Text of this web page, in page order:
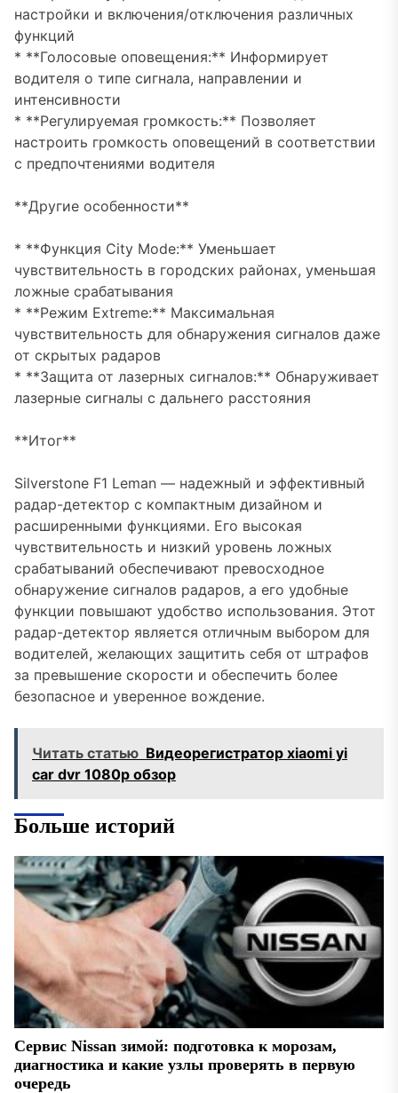
настройки и включения/отключения различных
функций
* **Голосовые оповещения:** Информирует
водителя о типе сигнала, направлении и
интенсивности
* **Регулируемая громкость:** Позволяет
настроить громкость оповещений в соответствии
с предпочтениями водителя
**Другие особенности**
* **Функция City Mode:** Уменьшает
чувствительность в городских районах, уменьшая
ложные срабатывания
* **Режим Extreme:** Максимальная
чувствительность для обнаружения сигналов даже
от скрытых радаров
* **Защита от лазерных сигналов:** Обнаруживает
лазерные сигналы с дальнего расстояния
**Итог**
Silverstone F1 Leman — надежный и эффективный
радар-детектор с компактным дизайном и
расширенными функциями. Его высокая
чувствительность и низкий уровень ложных
срабатываний обеспечивают превосходное
обнаружение сигналов радаров, а его удобные
функции повышают удобство использования. Этот
радар-детектор является отличным выбором для
водителей, желающих защитить себя от штрафов
за превышение скорости и обеспечить более
безопасное и уверенное вождение.
Читать статью Видеорегистратор xiaomi yi
car dvr 1080p обзор
Больше историй
Сервис Nissan зимой: подготовка к морозам,
диагностика и какие узлы проверять в первую
очередь